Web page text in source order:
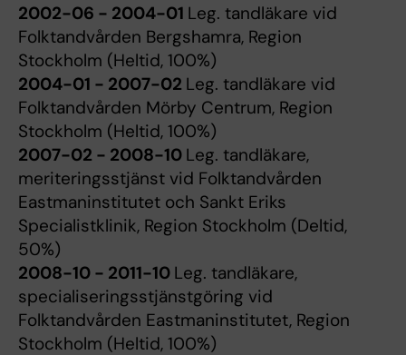
2002-06 - 2004-01 Leg. tandläkare vid
Folktandvården Bergshamra, Region
Stockholm (Heltid, 100%)
2004-01 - 2007-02 Leg. tandläkare vid
Folktandvården Mörby Centrum, Region
Stockholm (Heltid, 100%)
2007-02 - 2008-10 Leg. tandläkare,
meriteringsstjänst vid Folktandvården
Eastmaninstitutet och Sankt Eriks
Specialistklinik, Region Stockholm (Deltid,
50%)
2008-10 - 2011-10 Leg. tandläkare,
specialiseringsstjänstgöring vid
Folktandvården Eastmaninstitutet, Region
Stockholm (Heltid, 100%)